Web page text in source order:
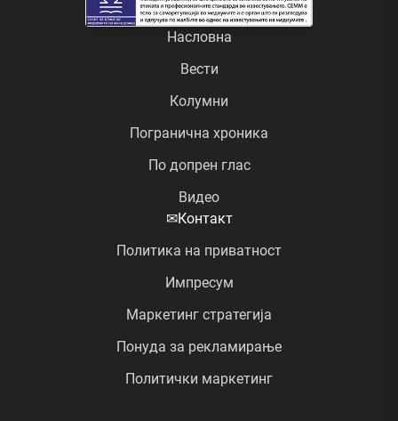
Насловна
Вести
Колумни
Погранична хроника
По допрен глас
Видео
✉Контакт
Политика на приватност
Импресум
Маркетинг стратегија
Понуда за рекламирање
Политички маркетинг